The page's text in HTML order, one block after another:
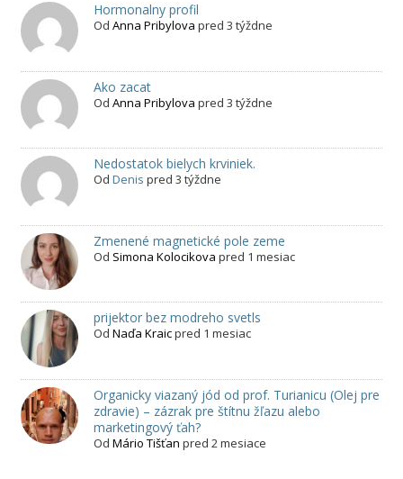
Hormonalny profil
Od Anna Pribylova pred 3 týždne
Ako zacat
Od Anna Pribylova pred 3 týždne
Nedostatok bielych krviniek.
Od Denis pred 3 týždne
Zmenené magnetické pole zeme
Od Simona Kolocikova pred 1 mesiac
prijektor bez modreho svetls
Od Naďa Kraicpred 1 mesiac
Organicky viazaný jód od prof. Turianicu (Olej pre
zdravie) – zázrak pre štítnu žľazu alebo
marketingový ťah?
Od Mário Tišťan pred 2 mesiace